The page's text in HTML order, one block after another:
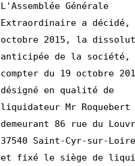
L'Assemblée Générale
Extraordinaire a décidé,
octobre 2015, la
anticipée de la société,
compter du 19 octobre
désigné en qualité de
liquidateur Mr Roquebert
demeurant 86 rue du
37540 Saint-Cyr-sur-Loire
et fixé le siège de